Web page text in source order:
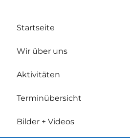
Startseite
Wir über uns
Aktivitäten
Terminübersicht
Bilder + Videos